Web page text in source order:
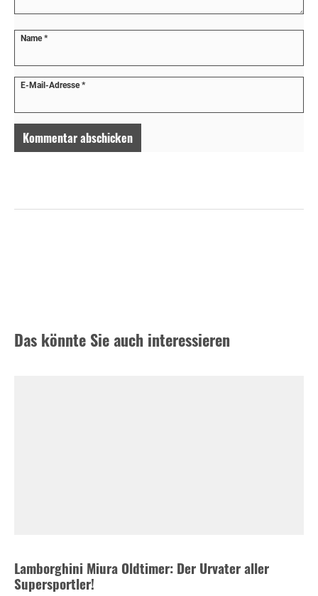
Name*
E-Mail-Adresse*
Das könnte Sie auch interessieren
Lamborghini Miura Oldtimer: Der Urvater aller
Supersportler!